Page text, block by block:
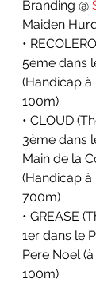
Branding @
Maiden
•
5ème dans
(Handicap
100m)
• CLOUD
3ème dans
Main de la
(Handicap
700m)
• GREASE
1er dans le
Pere Noel
100m)